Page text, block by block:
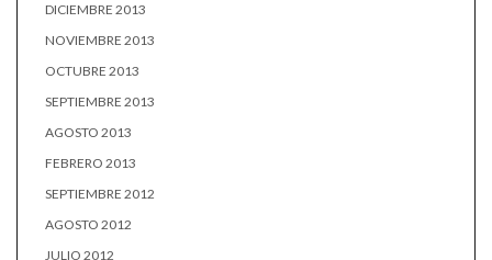
DICIEMBRE 2013
NOVIEMBRE 2013
OCTUBRE 2013
SEPTIEMBRE 2013
AGOSTO 2013
FEBRERO 2013
SEPTIEMBRE 2012
AGOSTO 2012
JULIO 2012